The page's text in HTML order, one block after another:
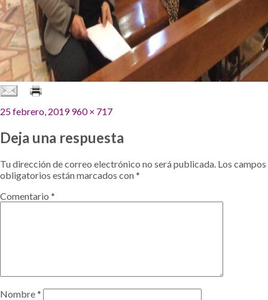
Publicado
25 febrero, 2019 Tamaño
960 × 717
Deja una respuesta
Tu dirección de correo electrónico no será publicada. Los campos
obligatorios están marcados con*
Comentario *
Nombre*